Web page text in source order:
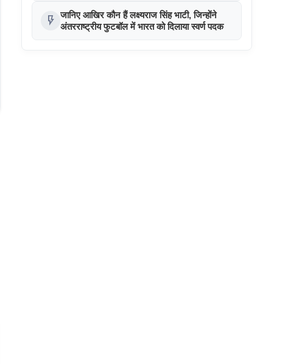
flash_on जानिए आखिर कौन हैं लक्ष्यराज सिंह भाटी, जिन्होंने
अंतरराष्ट्रीय फुटबॉल में भारत को दिलाया स्वर्ण पदक